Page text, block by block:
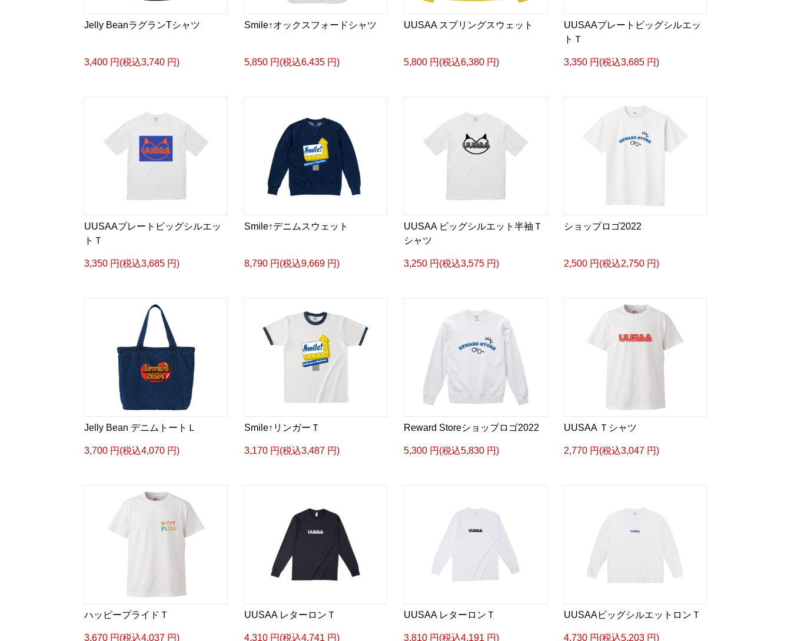
Jelly BeanラグランTシャツ
3,400 円(税込3,740 円)
Smile↑オックスフォードシャツ
5,850 円(税込6,435 円)
UUSAA スプリングスウェット
5,800 円(税込6,380 円)
UUSAAプレートビッグシルエッ
トＴ
3,350 円(税込3,685 円)
UUSAAプレートビッグシルエッ
トＴ
3,350 円(税込3,685 円)
Smile↑デニムスウェット
8,790 円(税込9,669 円)
UUSAA ビッグシルエット半袖Ｔ
シャツ
3,250 円(税込3,575 円)
ショップロゴ2022
2,500 円(税込2,750 円)
Jelly Bean デニムトートＬ
3,700 円(税込4,070 円)
Smile↑リンガーＴ
3,170 円(税込3,487 円)
Reward Storeショップロゴ2022
5,300 円(税込5,830 円)
UUSAA Ｔシャツ
2,770 円(税込3,047 円)
ハッピープライドＴ
3,670 円(税込4,037 円)
UUSAA レターロンＴ
4,310 円(税込4,741 円)
UUSAA レターロンＴ
3,810 円(税込4,191 円)
UUSAAビッグシルエットロンＴ
4,730 円(税込5,203 円)